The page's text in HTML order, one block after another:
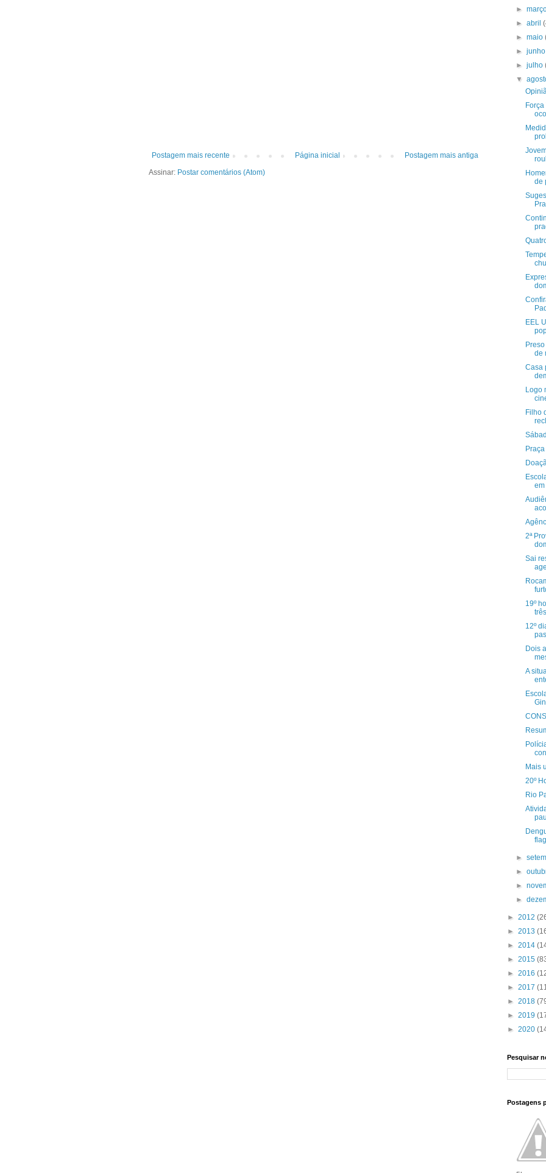
Postagem mais recente Postagem mais antiga
Página inicial
Assinar: Postar comentários (Atom)
►
►abril
►maio
►
►julho
▼
de
EEL
de
Casa
Logo
Filho
em
2ª
Sai
19º
12º
Dois
A
Mais
20º
Rio
►
►
►
►
► 2012
► 2013
► 2014
► 2015
► 2016
► 2017
► 2018
► 2019
► 2020
Pesquisar
Postagens